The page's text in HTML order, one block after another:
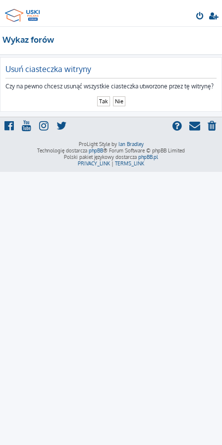
Wykaz forów
Usuń ciasteczka witryny
Czy na pewno chcesz usunąć wszystkie ciasteczka utworzone przez tę witrynę?
ProLight Style by Ian Bradley
Technologię dostarcza phpBB® Forum Software © phpBB Limited
Polski pakiet językowy dostarcza phpBB.pl
PRIVACY_LINK | TERMS_LINK